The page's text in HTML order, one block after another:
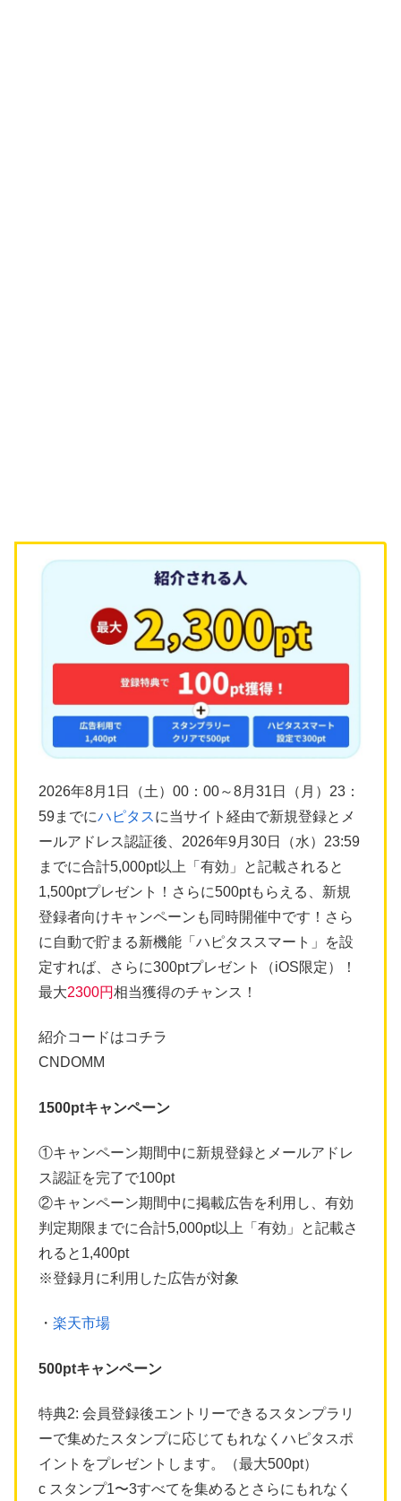
2026年8月1日（土）00：00～8月31日（月）23：
59までにハピタスに当サイト経由で新規登録とメ
ールアドレス認証後、2026年9月30日（水）23:59
までに合計5,000pt以上「有効」と記載されると
1,500ptプレゼント！さらに500ptもらえる、新規
登録者向けキャンペーンも同時開催中です！さら
に自動で貯まる新機能「ハピタススマート」を設
定すれば、さらに300ptプレゼント（iOS限定）！
最大2300円相当獲得のチャンス！
紹介コードはコチラ
CNDOMM
1500ptキャンペーン
①キャンペーン期間中に新規登録とメールアドレ
ス認証を完了で100pt
②キャンペーン期間中に掲載広告を利用し、有効
判定期限までに合計5,000pt以上「有効」と記載さ
れると1,400pt
※登録月に利用した広告が対象
・ 楽天市場
500ptキャンペーン
特典2: 会員登録後エントリーできるスタンプラリ
ーで集めたスタンプに応じてもれなくハピタスポ
イントをプレゼントします。（最大500pt）
c スタンプ1〜3すべてを集めるとさらにもれなく